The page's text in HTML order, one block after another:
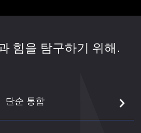
힘을 탐구하기 위해.
단순 통합